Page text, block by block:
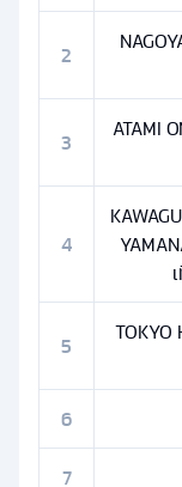
2
3
ATAMI
4
5
TOKYO
6
7